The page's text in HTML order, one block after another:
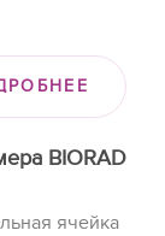
BIORAD
ячейка